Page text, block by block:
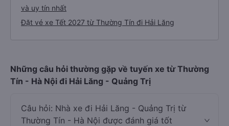
và uy tín nhất
Đặt vé xe Tết 2027 từ Thường Tín đi Hải Lăng
Những câu hỏi thường gặp về tuyến xe từ Thường
Tín - Hà Nội đi Hải Lăng - Quảng Trị
Câu hỏi: Nhà xe đi Hải Lăng - Quảng Trị từ
Thường Tín - Hà Nội được đánh giá tốt